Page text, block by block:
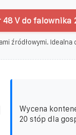
V do falownika
źródłowymi.
Wycena
20 stóp dla